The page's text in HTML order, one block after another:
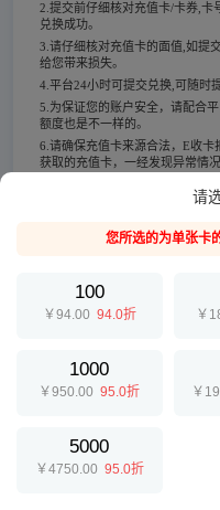
2.提交前仔细核对充值卡/卡券,卡
兑换成功。
3.请仔细核对充值卡的面值,如提
给您带来损失。
4.平台24小时可提交兑换,可随时
5.为保证您的账户安全，请配合
额度也是不一样的。
6.请确保充值卡来源合法，E收
获取的充值卡，一经发现异常情
请
您所选的为单张卡
100
￥94.00 94.0折 ￥
1000
￥950.0095.0折 ￥
5000
￥4750.00 95.0折